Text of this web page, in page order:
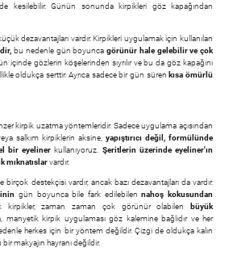
kesilebilir. Günün sonunda kirpikleri göz kapağından
dezavantajları vardır. Kirpikleri uygulamak için kullanılan
bu nedenle gün boyuncagörünür hale gelebilir ve çok
içinde gözlerin köşelerinden sıyrılır ve bu da göz kapağını
oldukça serttir. Ayrıca sadece bir gün süren kısa ömürlü
kirpik uzatma yöntemleridir. Sadece uygulama açısından
salkım kirpiklerin aksine, yapıştırıcı değil, formülünde
bir eyeliner kullanıyoruz. Şeritlerin üzerinde eyeliner'ın
mıknatıslarvardır.
destekçisi vardır, ancak bazı dezavantajları da vardır.
gün boyunca bile fark edilebilennahoş kokusundan
kirpikler, zaman zaman çok görünür olabilen
büyük
manyetik kirpik uygulaması göz kalemine bağlıdır ve her
herkes için bir yöntem değildir. Çizgi de oldukça kalın
makyajın hayranı değildir.